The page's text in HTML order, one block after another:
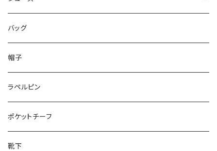
50/XL～
48/L
50/XL～
46/M
48/L
50/XL～
～25.5cm
26cm～
27cm～
28cm～
バッグ
帽子
ラペルピン
ポケットチーフ
靴下